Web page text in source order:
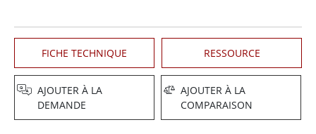
FICHE TECHNIQUE RESSOURCE
AJOUTER À LA
DEMANDE
AJOUTER À LA
COMPARAISON